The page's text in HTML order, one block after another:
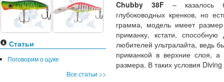
Статьи
Поговорим о щуке
Все статьи >>
Chubby 38F – казалось
глубоководных кренков, но
грамма, модель имеет
приманку, кстати,
любителей ультралайта, ведь
приманкой в верхние слоя, а
размера. В таких условия